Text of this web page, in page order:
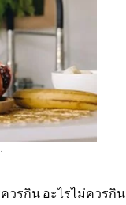
วรกิน อะไรไม่ควรกิน